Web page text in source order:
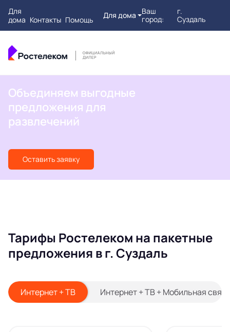
Для
дома Контакты Помощь Для дома
Ваш
город:
г.
Суздаль
Объединяем выгодные
предложения для
развлечений
Оставить заявку
Тарифы Ростелеком на пакетные
предложения в г. Суздаль
Интернет + ТВ Интернет + ТВ + Мобильная связь